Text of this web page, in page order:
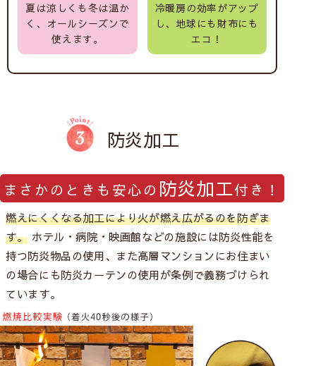
夏は涼しくも冬は温か
く、オールシーズンで
使えます。
冷暖房の効率がアップ
し、地球にも財布にも
エコ！
防炎加工
まさかのときも安心の 防炎加工付き！
燃えにくくなる加工により火が燃え広がるのを防ぎま
す。 ホテル・病院・映画館などの施設には防炎性能を
持つ防炎物品の使用、また高層マンションにお住まい
の場合にも防炎カーテンの使用が条例で義務づけられ
ています。